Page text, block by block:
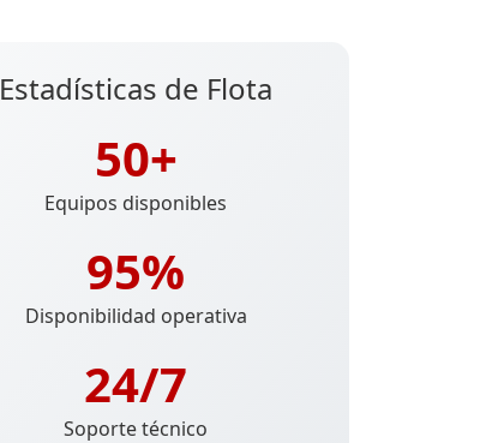
Estadísticas de Flota
50+
Equipos disponibles
95%
Disponibilidad operativa
24/7
Soporte técnico